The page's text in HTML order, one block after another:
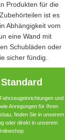
Produkten für die
ist es
Abhängigkeit vom
eine Wand mit
Schubläden oder
sicher fündig.
und
Anregungen für Ihren
finden Sie in unserem
oder direkt in unserem